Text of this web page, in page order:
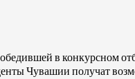
в конкурсном
Чувашии получат